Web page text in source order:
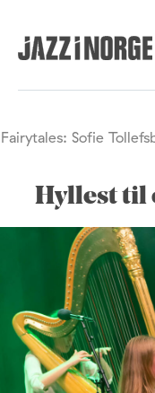
Fairytales: Sofie
Hyllest til